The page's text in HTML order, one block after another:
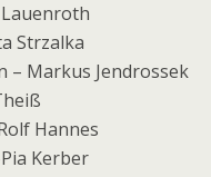
Strzalka
– Markus Jendrossek
Hannes
Kerber